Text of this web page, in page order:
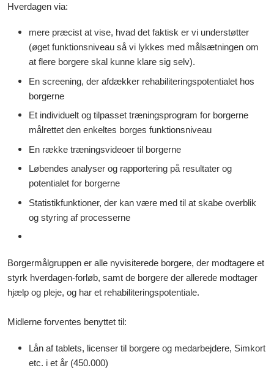
Hverdagen via:
mere præcist at vise, hvad det faktisk er vi understøtter
(øget funktionsniveau så vi lykkes med målsætningen om
at flere borgere skal kunne klare sig selv).
En screening, der afdækker rehabiliteringspotentialet hos
borgerne
Et individuelt og tilpasset træningsprogram for borgerne
målrettet den enkeltes borges funktionsniveau
En række træningsvideoer til borgerne
Løbendes analyser og rapportering på resultater og
potentialet for borgerne
Statistikfunktioner, der kan være med til at skabe overblik
og styring af processerne
Borgermålgruppen er alle nyvisiterede borgere, der modtagere et
styrk hverdagen-forløb, samt de borgere der allerede modtager
hjælp og pleje, og har et rehabiliteringspotentiale.
Midlerne forventes benyttet til:
Lån af tablets, licenser til borgere og medarbejdere, Simkort
etc. i et år (450.000)